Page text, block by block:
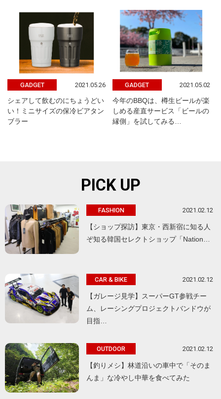
GADGET 2021.05.26
シェアして飲むのにちょうどい
い！ミニサイズの保冷ビアタン
ブラー
GADGET 2021.05.02
今年のBBQは、樽生ビールが楽
しめる産直サービス「ビールの
縁側」を試してみる…
PICK UP
FASHION 2021.02.12
【ショップ探訪】東京・西新宿に知る人
ぞ知る韓国セレクトショップ「Nation…
CAR & BIKE 2021.02.12
【ガレージ見学】スーパーGT参戦チー
ム、レーシングプロジェクトバンドウが
目指…
OUTDOOR 2021.02.12
【釣りメシ】林道沿いの車中で「そのま
んま」な冷やし中華を食べてみた